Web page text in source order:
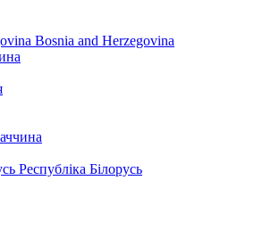
Bosnia and Herzegovina
Республіка Білорусь